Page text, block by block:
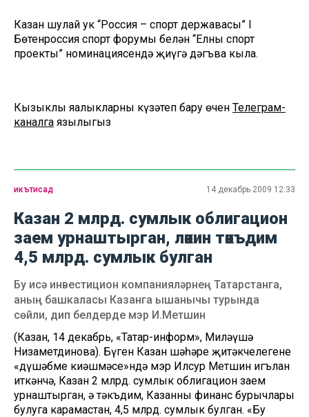
Казан шулай ук “Россия – спорт державасы” I
Бөтенроссия спорт форумы белән “Елның спорт
проекты” номинациясендә җиңүгә дәгъва кыла.
Кызыклы яңалыкларны күзәтеп бару өчен Телеграм-
каналга язылыгыз
икътисад 14 декабрь 2009 12:33
Казан 2 млрд. сумлык облигацион
заем урнаштырган, ләкин тәкъдим
4,5 млрд. сумлык булган
Бу исә инвестицион компанияләрнең Татарстанга,
аның башкаласы Казанга ышанычы турында
сөйли, дип белдерде мэр И.Метшин
(Казан, 14 декабрь, «Татар-информ», Миләүшә
Низаметдинова). Бүген Казан шәһәре җитәкчелегенең
«дүшәбме киңәшмәсе»ндә мэр Илсур Метшин игълан
иткәнчә, Казан 2 млрд. сумлык облигацион заем
урнаштырган, ә тәкъдим, Казанның финанс бурычлары
булуга карамастан, 4,5 млрд. сумлык булган. «Бу